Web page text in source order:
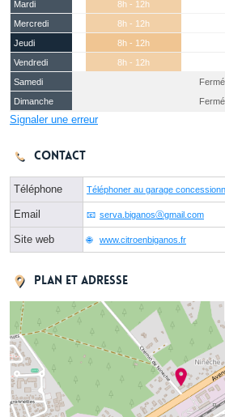
Mardi
8h - 12h
Mercredi
8h - 12h
Jeudi
8h - 12h
Vendredi
8h - 12h
Samedi
Fermé
Dimanche
Fermé
Signaler une erreur
Contact
Téléphone Téléphoner au garage
Email serva.biganosⓐgmail.com
Site web www.citroenbiganos.fr
Plan et adresse